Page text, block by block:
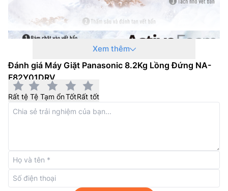
Công nghệ xoay đảo chiều
Hiệu quả giặt sạch được tạo ra thông qua một hệ
thống chuyển động độc đáo của dòng nước kết hợp
với chức năng xoay đảo kết hợp lực xoáy mạnh và
Xem thêm
Đánh giá Máy Giặt Panasonic 8.2Kg Lồng Đứng NA-
F82Y01DRV
Rất tệ Tệ Tạm ổnTốtRất tốt